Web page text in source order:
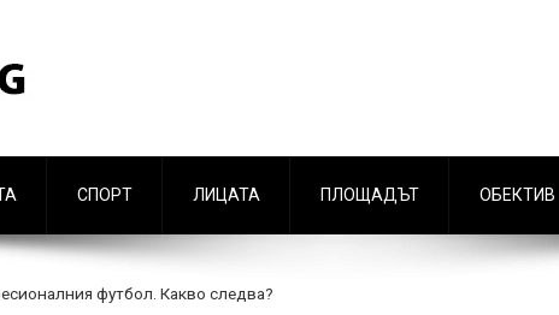
СПОРТ ЛИЦАТА ПЛОЩАДЪТ ОБЕКТИВ
футбол. Какво следва?